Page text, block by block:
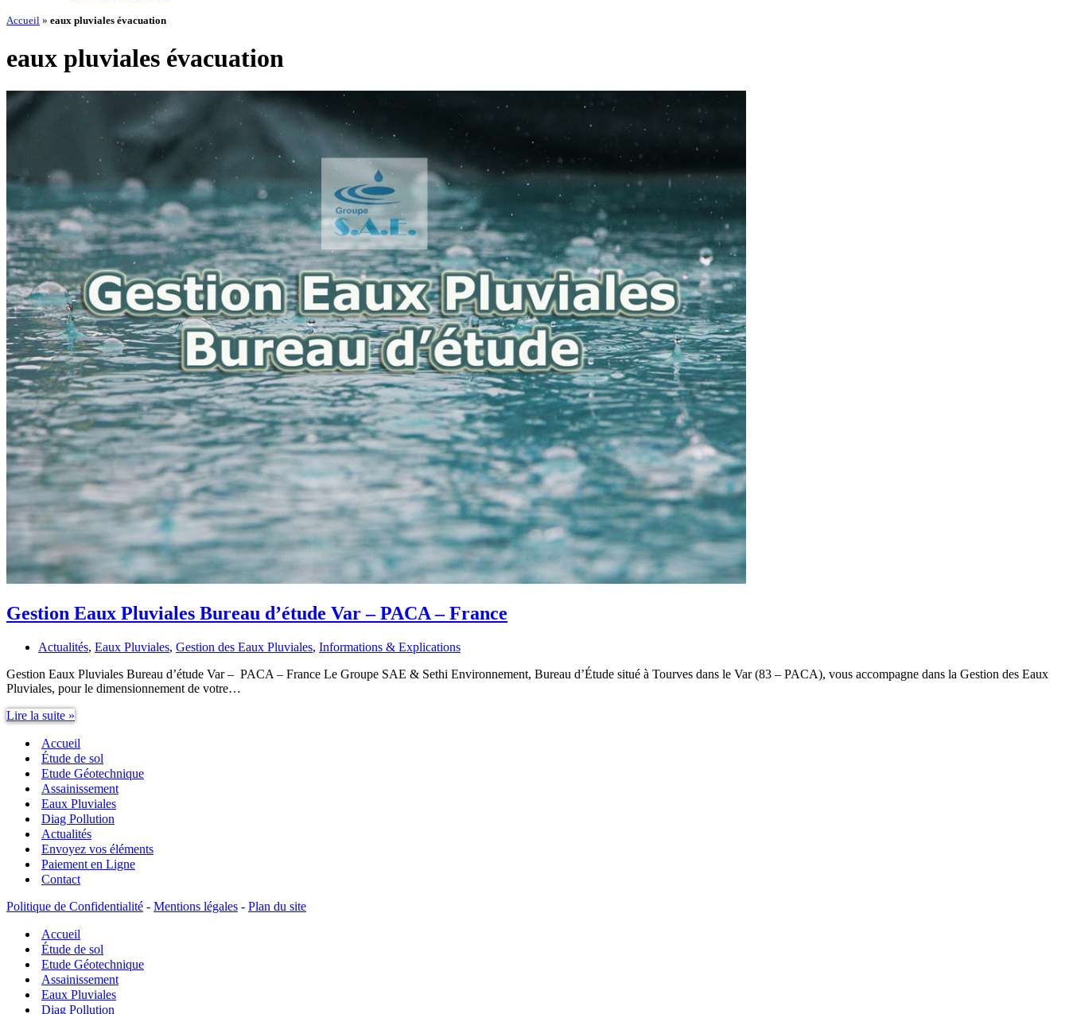
Accueil » eaux pluviales évacuation
eaux pluviales évacuation
Gestion Eaux Pluviales Bureau d’étude Var – PACA – France
Actualités, Eaux Pluviales, Gestion des Eaux Pluviales, Informations & Explications
Gestion Eaux Pluviales Bureau d’étude Var – PACA – France Le Groupe SAE & Sethi Environnement, Bureau d’Étude situé à Tourves dans le Var (83 – PACA), vous accompagne dans la Gestion des Eaux
Pluviales, pour le dimensionnement de votre…
Lire la suite »
Pluviales
Bureau
d’étude
Var
–
PACA
–
France
Accueil
Étude de sol
Etude Géotechnique
Assainissement
Eaux Pluviales
Diag Pollution
Actualités
Envoyez vos éléments
Paiement en Ligne
Contact
Politique de Confidentialité - Mentions légales - Plan du site
Accueil
Étude de sol
Etude Géotechnique
Assainissement
Eaux Pluviales
Diag Pollution